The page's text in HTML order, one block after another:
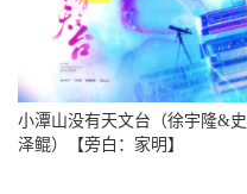
小潭山没有天文台（徐宇隆&史
泽鲲）【旁白：家明】